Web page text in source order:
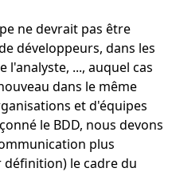
ne devrait pas être
développeurs, dans les
l'analyste, ..., auquel cas
dans le même
et d'équipes
le BDD, nous devons
plus
définition) le cadre du